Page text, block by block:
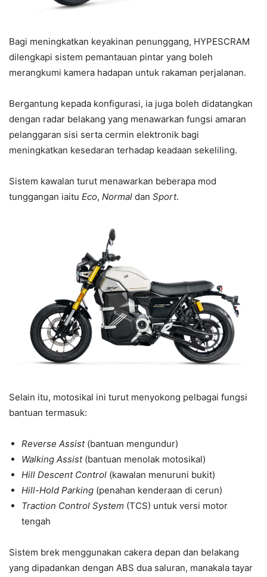
Bagi meningkatkan keyakinan penunggang, HYPESCRAM
dilengkapi sistem pemantauan pintar yang boleh
merangkumi kamera hadapan untuk rakaman perjalanan.
Bergantung kepada konfigurasi, ia juga boleh didatangkan
dengan radar belakang yang menawarkan fungsi amaran
pelanggaran sisi serta cermin elektronik bagi
meningkatkan kesedaran terhadap keadaan sekeliling.
Sistem kawalan turut menawarkan beberapa mod
tunggangan iaitu Eco, Normal dan Sport.
Selain itu, motosikal ini turut menyokong pelbagai fungsi
bantuan termasuk:
Reverse Assist(bantuan mengundur)
Walking Assist(bantuan menolak motosikal)
Hill Descent Control (kawalan menuruni bukit)
Hill-Hold Parking (penahan kenderaan di cerun)
Traction Control System (TCS) untuk versi motor
tengah
Sistem brek menggunakan cakera depan dan belakang
yang dipadankan dengan ABS dua saluran, manakala tayar